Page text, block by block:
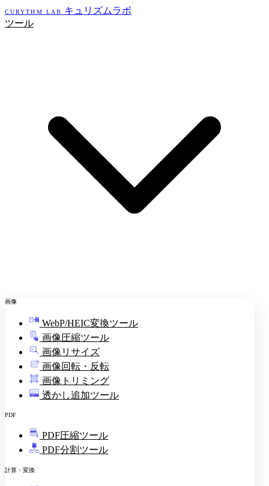
CURYTHM LAB
キュリズムラボ
ツール
画像
WebP/HEIC変換ツール
画像圧縮ツール
画像リサイズ
画像回転・反転
画像トリミング
透かし追加ツール
PDF
PDF圧縮ツール
PDF分割ツール
計算・変換